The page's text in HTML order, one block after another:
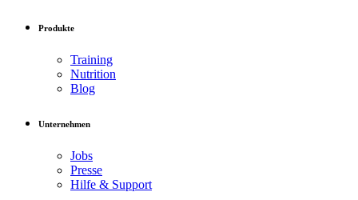
Produkte
Training
Nutrition
Blog
Unternehmen
Jobs
Presse
Hilfe & Support